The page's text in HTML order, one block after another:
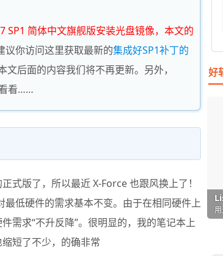
简体中文旗舰版安装光盘镜像，本文的
议你访问这里获取最新的集成好SP1补丁的
文后面的内容我们将不再更新。另外，
看……
式版了，所以最近 X-Force 也跟风换上了！
最低硬件的需求基本不变。由于在相同硬件上
需求“不升反降”。很明显的，我的笔记本上
短了不少，的确非常
好